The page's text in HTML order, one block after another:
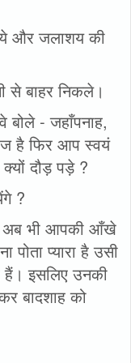
और जलाशय की
से बाहर निकले।
बोले - जहाँपनाह,
है फिर आप स्वयं
दौड़ पड़े ?
?
अब भी आपकी आँखे
प्यारा है उसी
हैं। इसलिए उनकी
बादशाह को